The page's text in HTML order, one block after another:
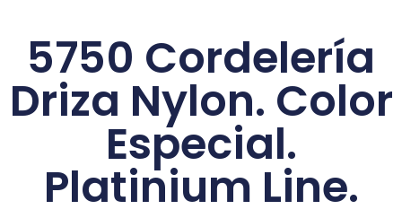
5750 Cordelería
Driza Nylon. Color
Especial.
Platinium Line.